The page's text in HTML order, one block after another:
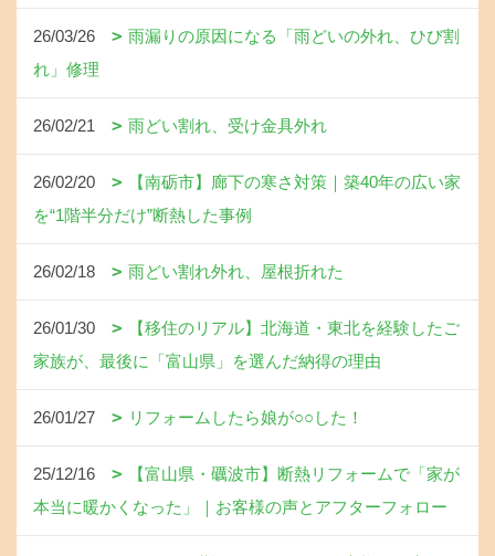
26/03/26
雨漏りの原因になる「雨どいの外れ、ひび割
れ」修理
26/02/21 雨どい割れ、受け金具外れ
26/02/20
【南砺市】廊下の寒さ対策｜築40年の広い家
を“1階半分だけ”断熱した事例
26/02/18 雨どい割れ外れ、屋根折れた
26/01/30
【移住のリアル】北海道・東北を経験したご
家族が、最後に「富山県」を選んだ納得の理由
26/01/27 リフォームしたら娘が○○した！
25/12/16
【富山県・礪波市】断熱リフォームで「家が
本当に暖かくなった」｜お客様の声とアフターフォロー